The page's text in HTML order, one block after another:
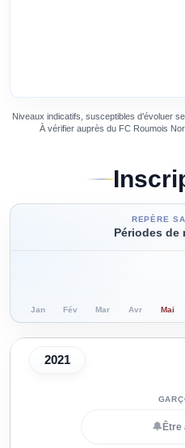
Niveaux indicatifs, susceptibles d’évoluer
À vérifier auprès du FC Roumois
REPÈRE
Périodes de
Jan Fév Mar Avr Mai
2021
🔔 Être